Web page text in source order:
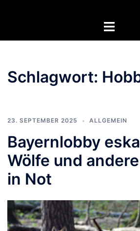
Menü
Schlagwort:
23. SEPTEMBER 2025 ALLGEMEIN
Bayernlobby
Wölfe und
in Not